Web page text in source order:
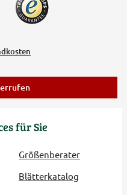
für Sie
Größenberater
Blätterkatalog